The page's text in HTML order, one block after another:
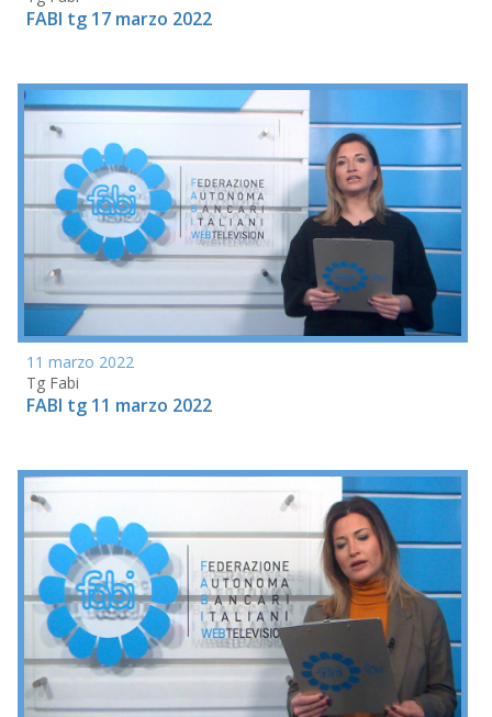
FABI tg 17 marzo 2022
11 marzo 2022
Tg Fabi
FABI tg 11 marzo 2022